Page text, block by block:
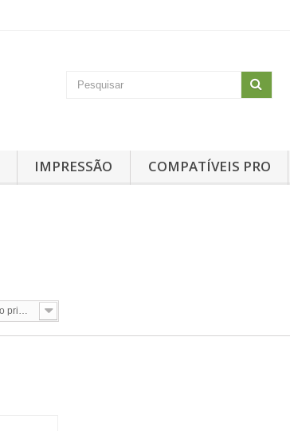
IMPRESSÃO COMPATÍVEIS PRO